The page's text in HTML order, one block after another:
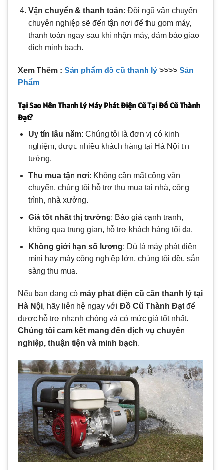
Vận chuyển & thanh toán: Đội ngũ vận chuyển
chuyên nghiệp sẽ đến tận nơi để thu gom máy,
thanh toán ngay sau khi nhận máy, đảm bảo giao
dịch minh bạch.
Xem Thêm : Sản phẩm đồ cũ thanh lý >>>> Sản
Phẩm
Tại Sao Nên Thanh Lý Máy Phát Điện Cũ Tại Đồ Cũ Thành
Đạt?
Uy tín lâu năm: Chúng tôi là đơn vị có kinh
nghiệm, được nhiều khách hàng tại Hà Nội tin
tưởng.
Thu mua tận nơi: Không cần mất công vận
chuyển, chúng tôi hỗ trợ thu mua tại nhà, công
trình, nhà xưởng.
Giá tốt nhất thị trường: Báo giá cạnh tranh,
không qua trung gian, hỗ trợ khách hàng tối đa.
Không giới hạn số lượng: Dù là máy phát điện
mini hay máy công nghiệp lớn, chúng tôi đều sẵn
sàng thu mua.
Nếu bạn đang có máy phát điện cũ cần thanh lý tại
Hà Nội, hãy liên hệ ngay với Đồ Cũ Thành Đạt để
được hỗ trợ nhanh chóng và có mức giá tốt nhất.
Chúng tôi cam kết mang đến dịch vụ chuyên
nghiệp, thuận tiện và minh bạch.